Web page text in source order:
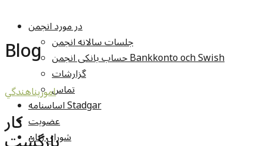
در مورد انجمن
جلسات سالانه انجمن
حساب بانکی انجمن Bankkonto och Swish
گزارشات
تماس
اساسنامه Stadgar
عضویت
شوراي زنان
Blog
امورپناهندگي
کار